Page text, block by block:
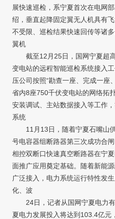
展快速巡检，系宁夏首次在电网
绍，垂直起降固定翼无人机具有
不受限、巡检结果快速回传等诸
翼机
截至12月25日，国网宁夏超高
变电站的远程智能巡检系统接入
压公司按照“勘查一座、完成一座
省内8座750千伏变电站的网络拓
安装调试、主站数据接入等工作
系统
11月13日，随着宁夏石嘴山
号电容器组断路器第三次成功合
相控双断口快速真空断路器在宁
面推广应用奠定基础。随着新能
广泛接入，电力系统运行特性发
化、波
24日，记者从国网宁夏电力有
夏电力发展投入将达到103.4亿元